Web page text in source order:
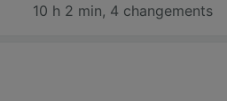
10 h 2 min, 4 changements